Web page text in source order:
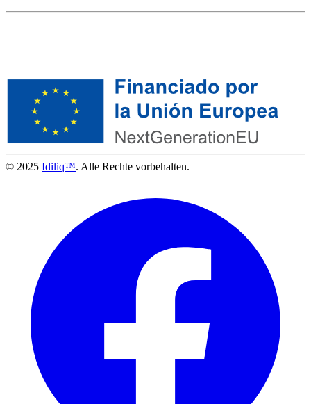
© 2025 Idiliq™. Alle Rechte vorbehalten.